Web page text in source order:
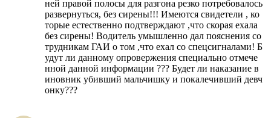
ней правой полосы для разгона резко потребовалось
развернуться, без сирены!!! Имеются свидетели , ко
торые естественно подтверждают ,что скорая ехала
без сирены! Водитель умышленно дал пояснения со
трудникам ГАИ о том ,что ехал со спецсигналами! Б
удут ли данному опровержения специально отмече
нной данной информации ??? Будет ли наказание в
иновник убивший мальчишку и покалечивший девч
онку???